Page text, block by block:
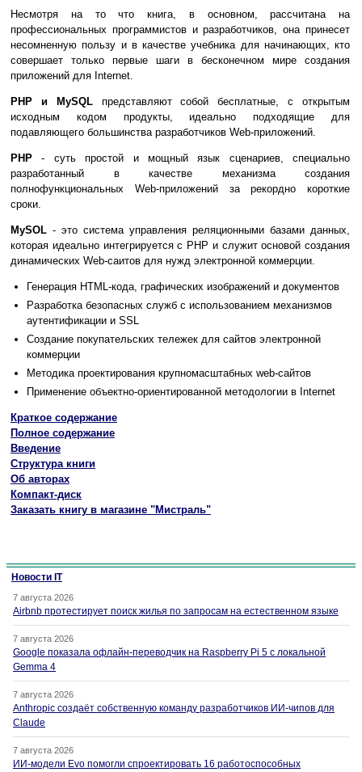
Несмотря на то что книга, в основном, рассчитана на
профессиональных программистов и разработчиков, она принесет
несомненную пользу и в качестве учебника для начинающих, кто
совершает только первые шаги в бесконечном мире создания
приложений для Internet.
РНР и МуSQLпредставляют собой бесплатные, с открытым
исходным кодом продукты, идеально подходящие для
подавляющего большинства разработчиков Web-приложений.
РНР - суть простой и мощный язык сценариев, специально
разработанный в качестве механизма создания
полнофункциональных Web-приложений за рекордно короткие
сроки.
MySOL - это система управления реляционными базами данных,
которая идеально интегрируется с РНР и служит основой создания
динамических Web-саитов для нужд электронной коммерции.
Генерация HTML-кода, графических изображений и документов
Разработка безопасных служб с использованием механизмов
аутентификации и SSL
Создание покупательских тележек для сайтов электронной
коммерции
Методика проектирования крупномасштабных web-сайтов
Применение объектно-ориентированной методологии в Internet
Краткое содержание
Полное содержание
Введение
Структура книги
Об авторах
Компакт-диск
Заказать книгу в магазине "Мистраль"
Новости IT
7 августа 2026
Airbnb протестирует поиск жилья по запросам на естественном языке
7 августа 2026
Google показала офлайн-переводчик на Raspberry Pi 5 с локальной
Gemma 4
7 августа 2026
Anthropic создаёт собственную команду разработчиков ИИ-чипов для
Claude
7 августа 2026
ИИ-модели Evo помогли спроектировать 16 работоспособных